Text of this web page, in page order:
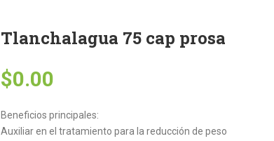
Tlanchalagua 75 cap prosa
$0.00
Beneficios principales:
Auxiliar en el tratamiento para la reducción de peso